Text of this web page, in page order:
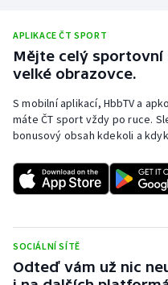
APLIKACE ČT SPORT
Mějte celý sportovní
velké obrazovce.
S mobilní aplikací, HbbTV a
máte ČT sport vždy po ruce.
bonusový obsah kdekoli a
SOCIÁLNÍ SÍTĚ
Odteď vám už nic